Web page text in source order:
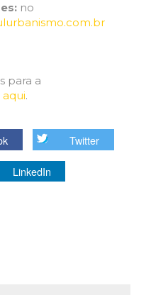
no
para a
.
Twitter
LinkedIn